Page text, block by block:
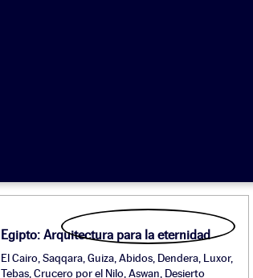
Egipto: Arquitectura para la eternidad
El Cairo, Saqqara, Guiza, Abidos, Dendera, Luxor,
Tebas, Crucero por el Nilo, Aswan, Desierto